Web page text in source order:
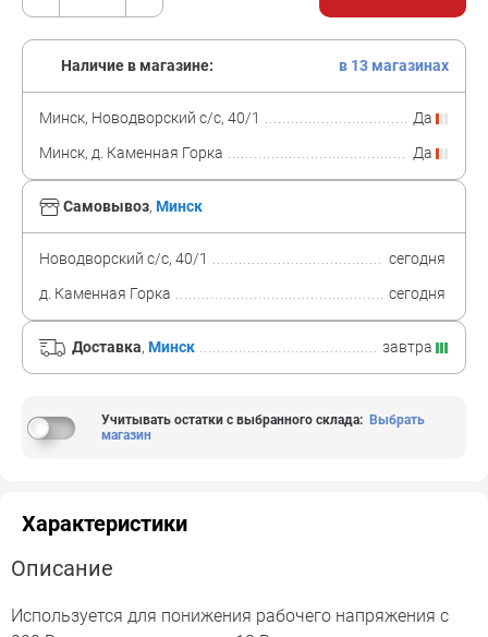
Самовывоз, Минск
Новодворский с/с, 40/1
сегодня
д. Каменная Горка
сегодня
Доставка, Минск завтра
Наличие в магазине: в 13 магазинах
Минск, Новодворский с/с, 40/1
Да
Минск, д. Каменная Горка
Да
Учитывать остатки с выбранного склада: Выбрать
магазин
Характеристики
Описание
Используется для понижения рабочего напряжения с